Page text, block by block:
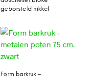
geborsteld nikkel
Form barkruk –